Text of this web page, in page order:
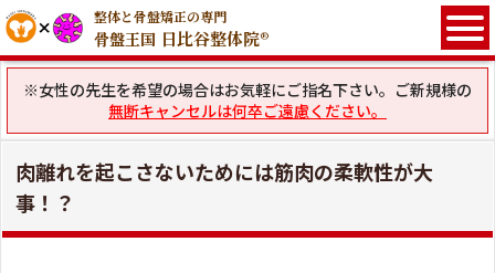
整体と骨盤矯正の専門
骨盤王国 日比谷整体院®
※女性の先生を希望の場合はお気軽にご指名下さい。ご新規様の
無断キャンセルは何卒ご遠慮ください。
肉離れを起こさないためには筋肉の柔軟性が大
事！？